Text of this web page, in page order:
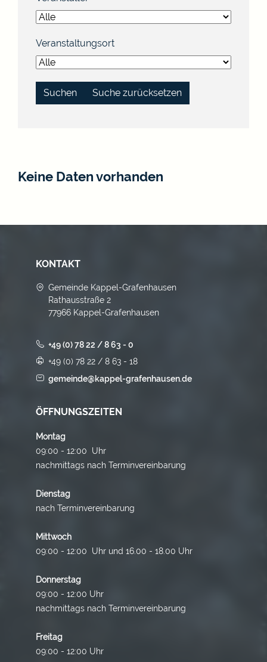
Veranstaltungsort
Suche zurücksetzen
Keine Daten vorhanden
KONTAKT
Gemeinde Kappel-Grafenhausen
Rathausstraße 2
77966 Kappel-Grafenhausen
+49 (0) 78 22 / 8 63 - 0
+49 (0) 78 22 / 8 63 - 18
gemeinde@kappel-grafenhausen.de
ÖFFNUNGSZEITEN
Montag
09:00 - 12:00 Uhr
nachmittags nach Terminvereinbarung
Dienstag
nach Terminvereinbarung
Mittwoch
09:00 - 12:00 Uhr und 16.00 - 18.00 Uhr
Donnerstag
09:00 - 12:00 Uhr
nachmittags nach Terminvereinbarung
Freitag
09:00 - 12:00 Uhr